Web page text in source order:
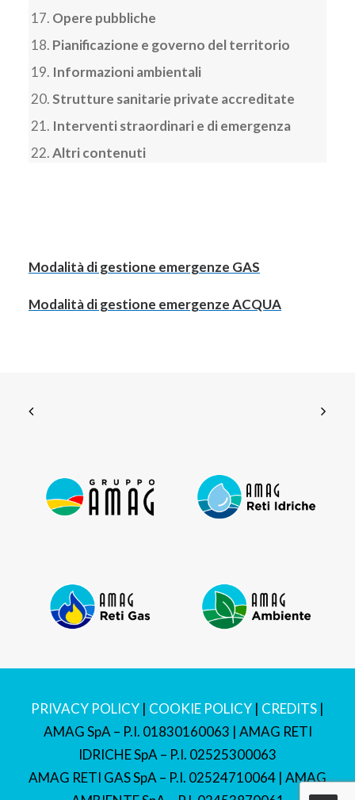
Opere pubbliche
Pianificazione e governo del territorio
Informazioni ambientali
Strutture sanitarie private accreditate
Interventi straordinari e di emergenza
Altri contenuti
Modalità di gestione emergenze GAS
Modalità di gestione emergenze ACQUA
PRIVACY POLICY | COOKIE POLICY | CREDITS |
AMAG SpA – P.I. 01830160063 | AMAG RETI
IDRICHE SpA – P.I. 02525300063
AMAG RETI GAS SpA – P.I. 02524710064 | AMAG